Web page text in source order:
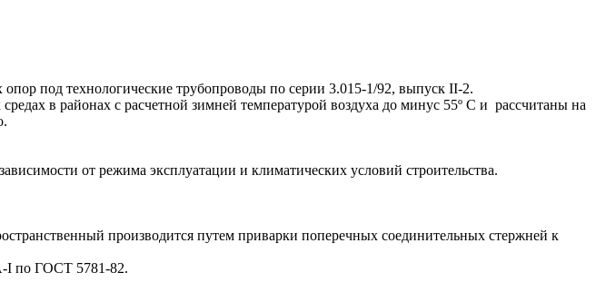
под технологические трубопроводы по серии 3.015-1/92, выпуск II-2.
в районах с расчетной зимней температурой воздуха до минус 55º С и рассчитаны на
от режима эксплуатации и климатических условий строительства.
производится путем приварки поперечных соединительных стержней к
I по ГОСТ 5781-82.